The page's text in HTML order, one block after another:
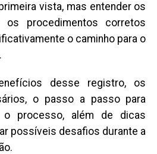
vista, mas entender os
procedimentos corretos
o caminho para o
desse registro, os
o passo a passo para
processo, além de dicas
possíveis desafios durante a